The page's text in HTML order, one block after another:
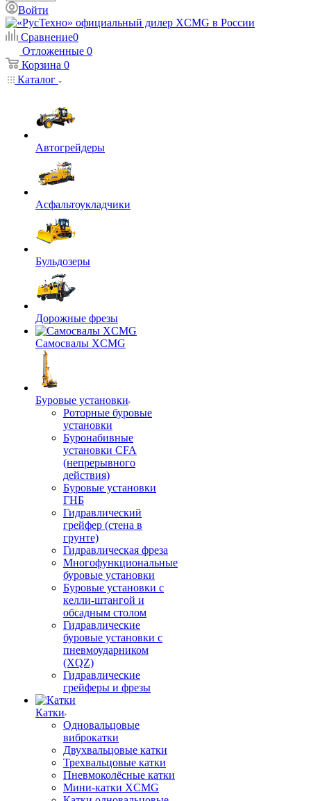
Войти
Сравнение0
Отложенные 0
Корзина 0
Каталог
Автогрейдеры
Асфальтоукладчики
Бульдозеры
Дорожные фрезы
Самосвалы XCMG
Буровые установки
Роторные буровые
установки
Буронабивные
установки CFA
(непрерывного
действия)
Буровые установки
ГНБ
Гидравлический
грейфер (стена в
грунте)
Гидравлическая фреза
Многофункциональные
буровые установки
Буровые установки с
келли-штангой и
обсадным столом
Гидравлические
буровые установки с
пневмоударником
(XQZ)
Гидравлические
грейферы и фрезы
Катки
Одновальцовые
виброкатки
Двухвальцовые катки
Трехвальцовые катки
Пневмоколёсные катки
Мини-катки XCMG